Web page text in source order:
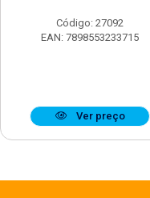
Código: 27092
EAN: 7898553233715
Ver preço